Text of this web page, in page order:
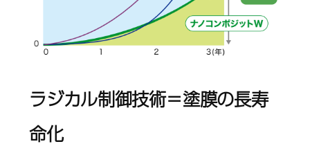
ラジカル制御技術＝塗膜の長寿
命化